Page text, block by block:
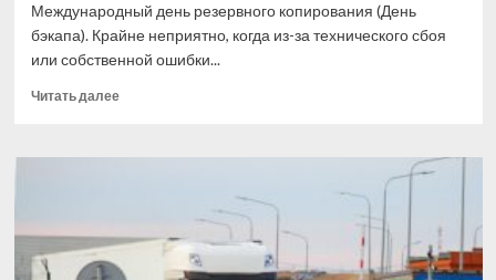
Международный день резервного копирования (День
бэкапа). Крайне неприятно, когда из-за технического сбоя
или собственной ошибки...
Читать далееПрочитать
Прочие
31